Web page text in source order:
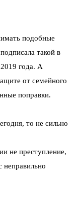
подобные
такой в
года. А
от семейного
поправки.
то не сильно
не преступление,
неправильно